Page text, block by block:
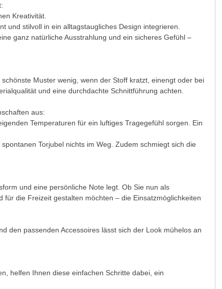
Kreativität.
und stilvoll in ein alltagstaugliches Design integrieren.
ganz natürliche Ausstrahlung und ein sicheres Gefühl –
Muster wenig, wenn der Stoff kratzt, einengt oder bei
und eine durchdachte Schnittführung achten.
aus:
Temperaturen für ein luftiges Tragegefühl sorgen. Ein
Torjubel nichts im Weg. Zudem schmiegt sich die
und eine persönliche Note legt. Ob Sie nun als
die Freizeit gestalten möchten – die Einsatzmöglichkeiten
den passenden Accessoires lässt sich der Look mühelos an
helfen Ihnen diese einfachen Schritte dabei, ein